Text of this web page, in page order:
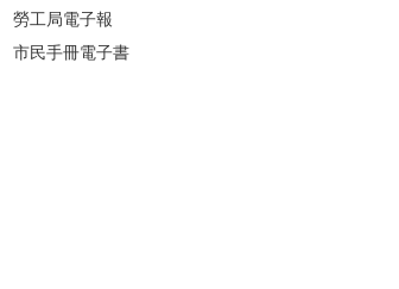
勞工局電子報
市民手冊電子書